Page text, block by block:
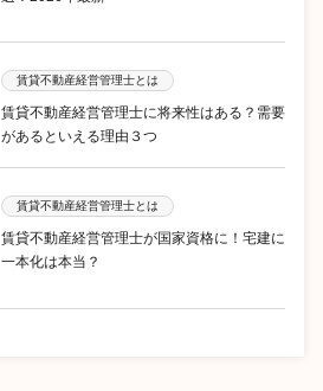
賃貸不動産経営管理士とは
賃貸不動産経営管理士に将来性はある？需要
があるといえる理由３つ
賃貸不動産経営管理士とは
賃貸不動産経営管理士が国家資格に！宅建に
一本化は本当？